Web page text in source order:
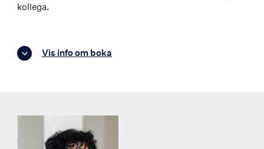
kollega.
Vis info om boka